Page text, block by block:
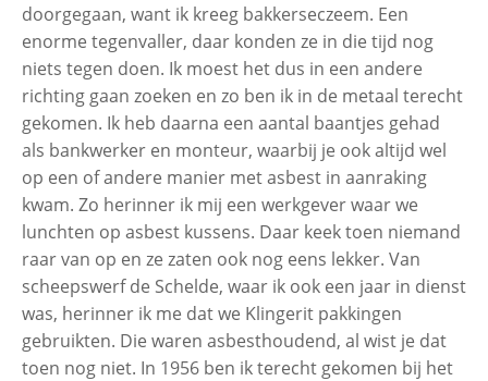
Alie Schepers, asbestslachtoffer met
mesothelioom
John Jeurissen, asbestslachtoffer met
mesothelioom
Lenie Stormbroek (82),
asbestslachtoffer met mesothelioom
Mieke Peijters-Devilliers (75),
asbestslachtoffer met mesothelioom
doorgegaan, want ik kreeg bakkerseczeem. Een
enorme tegenvaller, daar konden ze in die tijd nog
niets tegen doen. Ik moest het dus in een andere
richting gaan zoeken en zo ben ik in de metaal terecht
gekomen. Ik heb daarna een aantal baantjes gehad
als bankwerker en monteur, waarbij je ook altijd wel
op een of andere manier met asbest in aanraking
kwam. Zo herinner ik mij een werkgever waar we
lunchten op asbest kussens. Daar keek toen niemand
raar van op en ze zaten ook nog eens lekker. Van
scheepswerf de Schelde, waar ik ook een jaar in dienst
was, herinner ik me dat we Klingerit pakkingen
gebruikten. Die waren asbesthoudend, al wist je dat
toen nog niet. In 1956 ben ik terecht gekomen bij het